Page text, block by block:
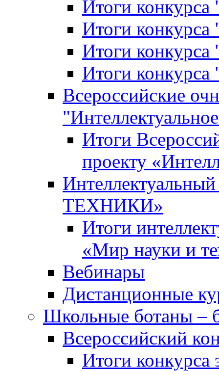
Итоги
Итоги конкурса
Итоги
Итоги
Всероссийские
Итоги
проекту
ТЕХНИКИ»
Итоги
«Мир науки и
Вебинары
Дистанционные
Школьные ботаны –
Всероссийский
Итоги